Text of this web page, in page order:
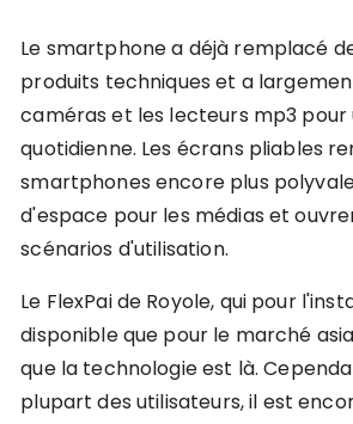
Le smartphone a déjà remplacé
produits techniques et a
caméras et les lecteurs mp3 pour
quotidienne. Les écrans pliables
smartphones encore plus
d'espace pour les médias et
scénarios d'utilisation.
Le FlexPai de Royole, qui pour
disponible que pour le marché
que la technologie est là.
plupart des utilisateurs, il est